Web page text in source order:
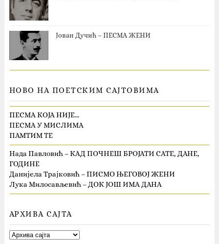
Јован Дучић – ПЕСМА ЖЕНИ
НОВО НА ПОЕТСКИМ САЈТОВИМА
ПЕСМА КОЈА НИЈЕ…
ПЕСМА У МИСЛИМА
ПАМТИМ ТЕ
Нада Павловић – КАД ПОЧНЕШ БРОЈАТИ САТЕ, ДАНЕ,
ГОДИНЕ
Данијела Трајковић – ПИСМО ЊЕГОВОЈ ЖЕНИ
Лука Милосављевић – ДОК ЈОШ ИМА ДАНА
АРХИВА САЈТА